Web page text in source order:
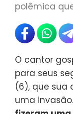
polêmica
O cantor
para seus
(6), que sua
uma